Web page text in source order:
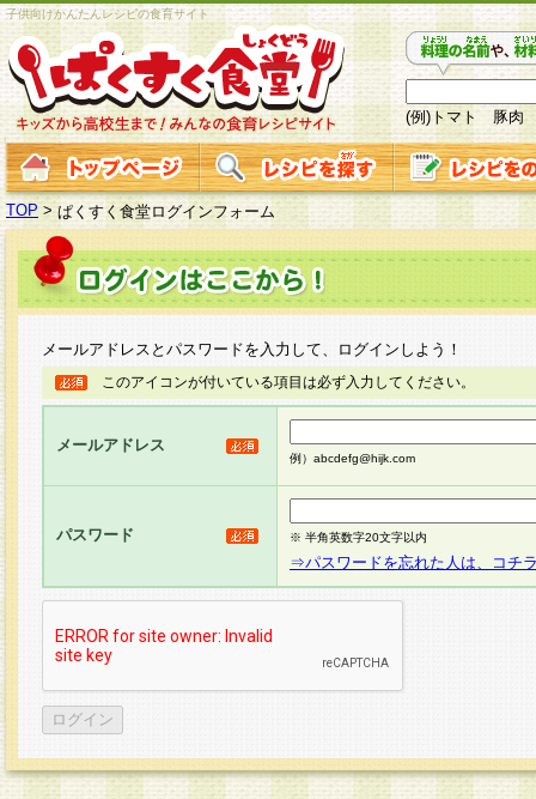
子供向けかんたんレシピの食育サイト
(例)トマト 豚肉
TOP > ぱくすく食堂ログインフォーム
メールアドレスとパスワードを入力して、ログインしよう！
このアイコンが付いている項目は必ず入力してください。
メールアドレス
例）abcdefg@hijk.com
パスワード ※ 半角英数字20文字以内
⇒パスワードを忘れた人は、コチ